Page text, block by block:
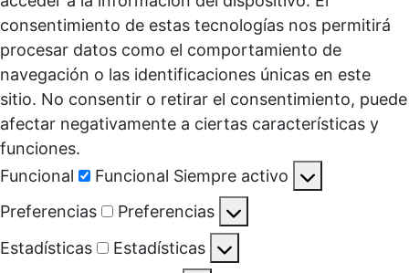
consentimiento de estas tecnologías nos permitirá
procesar datos como el comportamiento de
navegación o las identificaciones únicas en este
sitio. No consentir o retirar el consentimiento, puede
afectar negativamente a ciertas características y
funciones.
Funcional
Funcional Siempre activo
Preferencias
Preferencias
Estadísticas
Estadísticas